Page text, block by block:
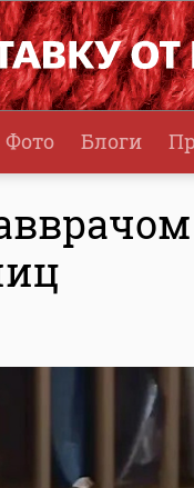
Фото Блоги